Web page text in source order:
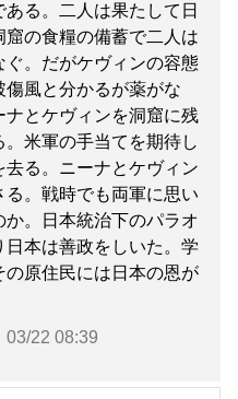
る。二人は果たして日
窟の食糧の備蓄で二人は
ぐ。だがケヴィンの容態
傷風と分かるが薬がな
ナとケヴィンを洞窟に残
。米軍の手当てを期待し
去る。ニーナとケヴィン
る。戦時でも両軍に思い
か。日本統治下のパラオ
日本は善政をしいた。学
の原住民には日本の恩が
03/22 08:39